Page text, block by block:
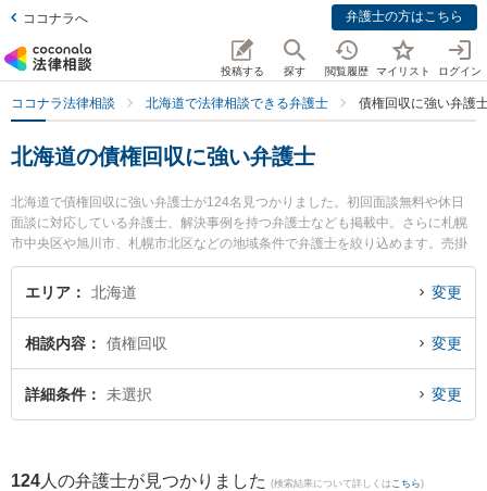
ココナラへ 弁護士の方はこちら
投稿する 探す 閲覧履歴 マイリスト ログイン
ココナラ法律相談 北海道で法律相談できる弁護士 債権回収に強い弁護
北海道の債権回収に強い弁護士
北海道で債権回収に強い弁護士が124名見つかりました。初回面談無料や休日
面談に対応している弁護士、解決事例を持つ弁護士なども掲載中。さらに札幌
市中央区や旭川市、札幌市北区などの地域条件で弁護士を絞り込めます。売掛
金回収や債権回収代行、債権の時効中断等の細かな分野での絞り込み検索もで
き便利です。特に春楡法律事務所の丹波 良太弁護士や弁護士法人すぎの葉法律
土日や夜間に発生した債権回収のトラブルを今すぐに弁護士に相談したい』
『債権回収のトラブル解決の実績豊富な近くの弁護士を検索したい』『初回相
談無料で債権回収を法律相談できる北海道内の弁護士に相談予約したい』など
エリア 北海道 変更
相談内容 債権回収 変更
詳細条件 未選択 変更
124 人の弁護士が見つかりました (検索結果について詳しくは こちら)